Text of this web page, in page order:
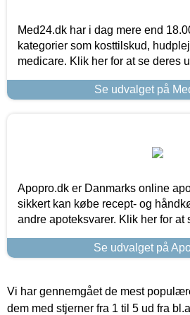
Med24.dk har i dag mere end
kategorier som kosttilskud,
medicare. Klik her for at se deres
Se udvalget på
Apopro.dk er Danmarks online
sikkert kan købe recept- og
andre apoteksvarer. Klik her for at
Se udvalget på
Vi har gennemgået de mest
dem med stjerner fra 1 til 5 ud fra